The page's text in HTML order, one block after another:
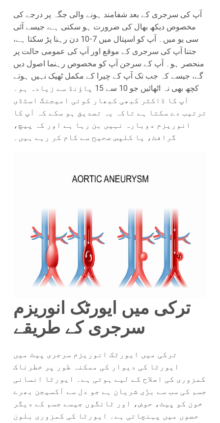
آپ کی سرجری کے بعد شفامند ہونے والی جگہ پر درجے کی
مخصوص دیکھ بھال کی ضرورت ہو سکتی ہے، جیسے آئی
سی یو میں۔ آپ کو اسپتال میں 7-10 دن رہنا پڑ سکتا ہے،
جتنا آپ کی سرجری کے موقع اور آپ کی عمومی حالت پر
منحصر ہو۔ آپ کے سرجن آپ کو مخصوص رہنما اصول دیں
گے، جیسے کہ جب تک آپ کے چیرا کے مکمل ٹھیک نہیں ہوتے
کچھ بھی نہ اٹھائیں جو 10 سے 15 پاؤنڈ سے زیادہ ہو۔
آپ کا ڈاکٹر کبھی کبھار کوئی امیجنگ اسٹڈی
ترتیب دے سکتا ہے تاکہ یہ تصدیق ہو سکے کہ آپ کا
انوریزم دوبارہ نہیں بن رہا ہے اور کہ پیچ،
گرافٹ، یا کلپس صحیح سے کام کر رہے ہیں۔
ترکی میں ایورٹک انوریزم
سرجری کے طریقے
ترکی میں ایورٹک انوریزم سرجری پیٹ میں
ایورٹا کی دیوار کی ممکنہ طور پر خطرناک
کمزوری کی اصلاح کے لیے ہوتی ہے۔ ایورٹا انسانی
جسم کی سب سے بڑی شریان ہے جو دل سے آکسیجن بھرے
خون کو پیٹ، حوض، اور ٹانگوں جیسے جسم کے دیگر
حصوں میں پہنچاتی ہے۔ ایورٹا کی کمزوری بلون